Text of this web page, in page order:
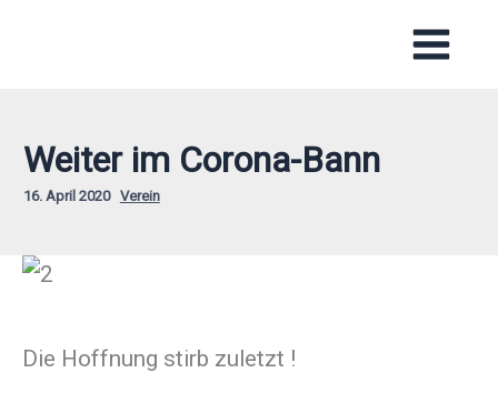
Weiter im Corona-Bann
16. April 2020 Verein
Die Hoffnung stirb zuletzt !